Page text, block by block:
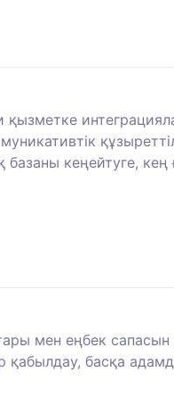
кеңейтуге,
мен еңбек
басқа